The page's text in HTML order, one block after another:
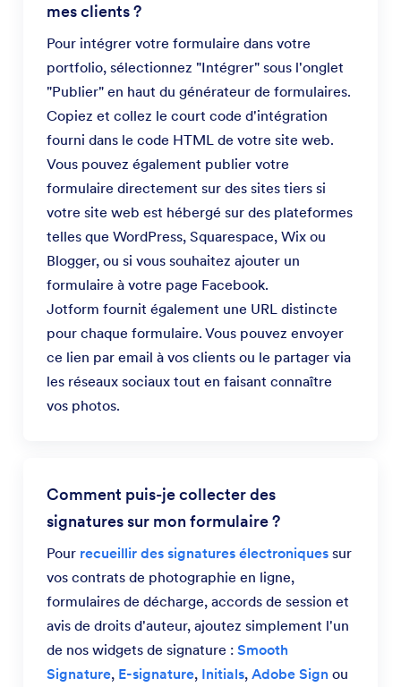
mes clients ?
Pour intégrer votre formulaire dans votre
portfolio, sélectionnez "Intégrer" sous l'onglet
"Publier" en haut du générateur de formulaires.
Copiez et collez le court code d'intégration
fourni dans le code HTML de votre site web.
Vous pouvez également publier votre
formulaire directement sur des sites tiers si
votre site web est hébergé sur des plateformes
telles que WordPress, Squarespace, Wix ou
Blogger, ou si vous souhaitez ajouter un
formulaire à votre page Facebook.
Jotform fournit également une URL distincte
pour chaque formulaire. Vous pouvez envoyer
ce lien par email à vos clients ou le partager via
les réseaux sociaux tout en faisant connaître
vos photos.
Comment puis-je collecter des
signatures sur mon formulaire ?
Pour recueillir des signatures électroniques sur
vos contrats de photographie en ligne,
formulaires de décharge, accords de session et
avis de droits d'auteur, ajoutez simplement l'un
de nos widgets de signature :Smooth
Signature, E-signature, Initials,Adobe Sign ou